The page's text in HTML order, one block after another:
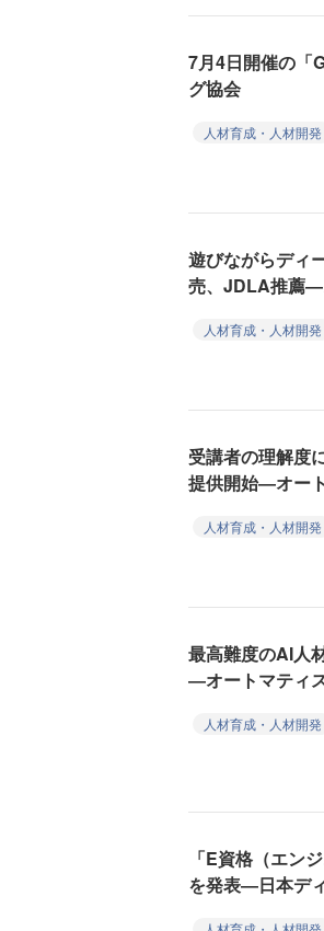
7月4日開催の「
グ協会
人材育成・人材開発
遊びながらディ
売、JDLA推薦
人材育成・人材開発
受講者の理解度
提供開始―オー
人材育成・人材開発
最高難度のAI人
―オートマティ
人材育成・人材開発
「E資格（エン
を発表―日本デ